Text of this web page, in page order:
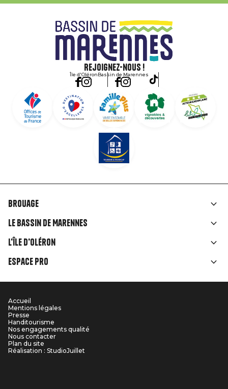
Rejoignez-nous !
Île d'OléronBassin de Marennes
Liens
rubriques
Brouage
Le Bassin de Marennes
L'île d'Oléron
Espace Pro
Menu
Pied
de
Accueil
Mentions légales
Presse
Handitourisme
Nos engagements qualité
Nous contacter
Plan du site
Réalisation : StudioJuillet